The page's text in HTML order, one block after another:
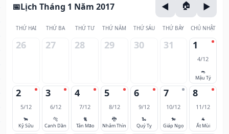
Lịch Tháng 1 Năm 2017
THỨ HAI THỨ BA THỨ TƯ THỨ NĂM THỨ SÁU THỨ BẢY CHỦ NHẬT
26 27 28 29 30 31 1
4/12
🐀
Mậu Tý
2
5/12
🐂
Kỷ Sửu
3
6/12
🐅
Canh Dần
4
7/12
🐈
Tân Mão
5
8/12
🐉
Nhâm Thìn
6
9/12
🐍
Quý Tỵ
7
10/12
🐎
Giáp Ngọ
8
11/12
🐐
Ất Mùi